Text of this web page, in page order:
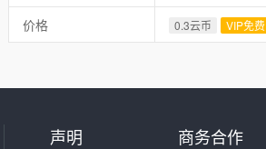
价格
0.3云币 VIP免费
声明 商务合作